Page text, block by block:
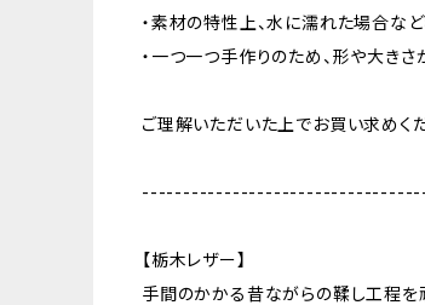
・素材の特性上、水に濡れた場合な
・一つ一つ手作りのため、形や大き
ご理解いただいた上でお買い求めくだ
【栃木レザー】
手間のかかる昔ながらの鞣し工程を